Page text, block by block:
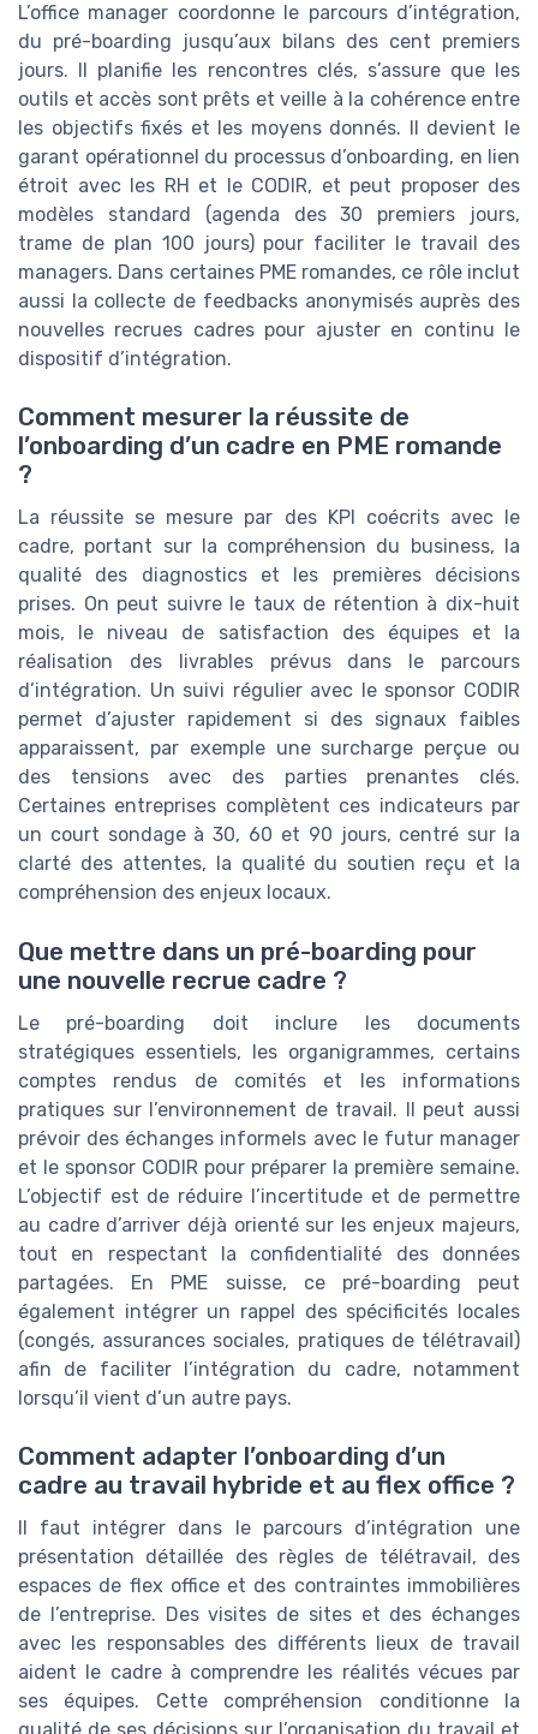
L’office manager coordonne le parcours d’intégration,
du pré-boarding jusqu’aux bilans des cent premiers
jours. Il planifie les rencontres clés, s’assure que les
outils et accès sont prêts et veille à la cohérence entre
les objectifs fixés et les moyens donnés. Il devient le
garant opérationnel du processus d’onboarding, en lien
étroit avec les RH et le CODIR, et peut proposer des
modèles standard (agenda des 30 premiers jours,
trame de plan 100 jours) pour faciliter le travail des
managers. Dans certaines PME romandes, ce rôle inclut
aussi la collecte de feedbacks anonymisés auprès des
nouvelles recrues cadres pour ajuster en continu le
dispositif d’intégration.
Comment mesurer la réussite de
l’onboarding d’un cadre en PME romande
?
La réussite se mesure par des KPI coécrits avec le
cadre, portant sur la compréhension du business, la
qualité des diagnostics et les premières décisions
prises. On peut suivre le taux de rétention à dix-huit
mois, le niveau de satisfaction des équipes et la
réalisation des livrables prévus dans le parcours
d’intégration. Un suivi régulier avec le sponsor CODIR
permet d’ajuster rapidement si des signaux faibles
apparaissent, par exemple une surcharge perçue ou
des tensions avec des parties prenantes clés.
Certaines entreprises complètent ces indicateurs par
un court sondage à 30, 60 et 90 jours, centré sur la
clarté des attentes, la qualité du soutien reçu et la
compréhension des enjeux locaux.
Que mettre dans un pré-boarding pour
une nouvelle recrue cadre ?
Le pré-boarding doit inclure les documents
stratégiques essentiels, les organigrammes, certains
comptes rendus de comités et les informations
pratiques sur l’environnement de travail. Il peut aussi
prévoir des échanges informels avec le futur manager
et le sponsor CODIR pour préparer la première semaine.
L’objectif est de réduire l’incertitude et de permettre
au cadre d’arriver déjà orienté sur les enjeux majeurs,
tout en respectant la confidentialité des données
partagées. En PME suisse, ce pré-boarding peut
également intégrer un rappel des spécificités locales
(congés, assurances sociales, pratiques de télétravail)
afin de faciliter l’intégration du cadre, notamment
lorsqu’il vient d’un autre pays.
Comment adapter l’onboarding d’un
cadre au travail hybride et au flex office ?
Il faut intégrer dans le parcours d’intégration une
présentation détaillée des règles de télétravail, des
espaces de flex office et des contraintes immobilières
de l’entreprise. Des visites de sites et des échanges
avec les responsables des différents lieux de travail
aident le cadre à comprendre les réalités vécues par
ses équipes. Cette compréhension conditionne la